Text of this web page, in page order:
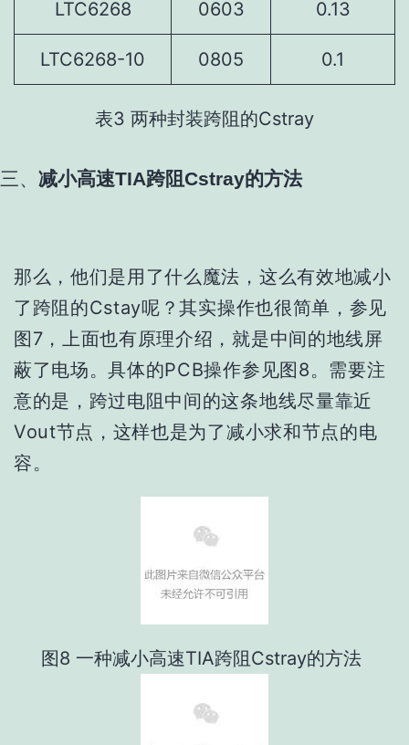
LTC6268 0603 0.13
LTC6268-10 0805 0.1
表3 两种封装跨阻的Cstray
三、 减小高速TIA跨阻 Cstray的方法
那么，他们是用了什么魔法，这么有效地减小
了跨阻的Cstay呢？其实操作也很简单，参见
图7，上面也有原理介绍，就是中间的地线屏
蔽了电场。具体的PCB操作参见图8。 需要注
意的是，跨过电阻中间的这条地线尽量靠近
Vout节点，这样也是为了减小求和节点的电
容。
图8 一种减小高速TIA跨阻Cstray的方法